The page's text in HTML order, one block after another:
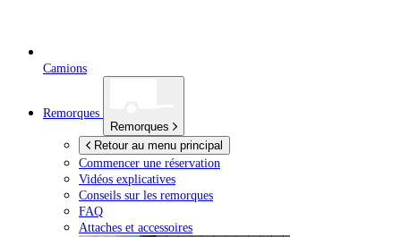
Camions
Remorques
Remorques
Retour au menu principal
Commencer une réservation
Vidéos explicatives
Conseils sur les remorques
FAQ
Attaches et accessoires